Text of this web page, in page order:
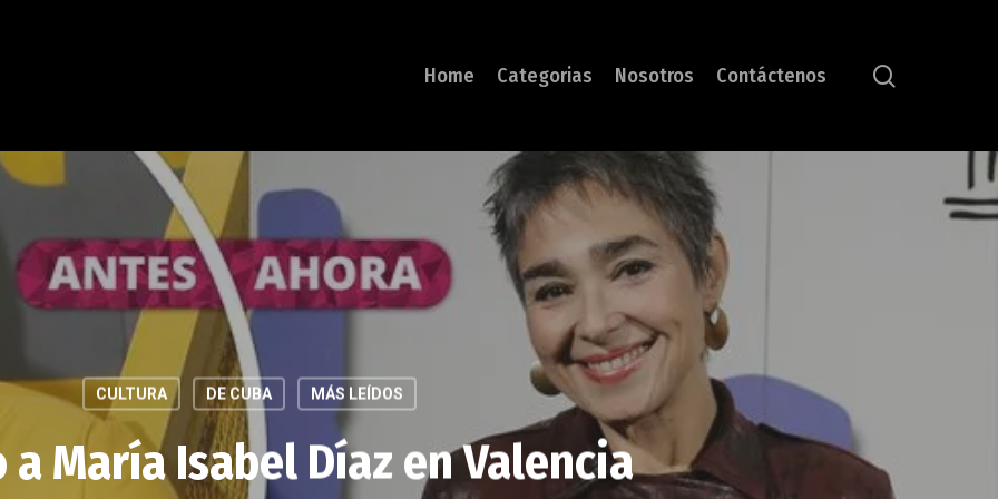
Home Categorias Nosotros Contáctenos
CULTURA DE CUBA MÁS LEÍDOS
a María Isabel Díaz en Valencia